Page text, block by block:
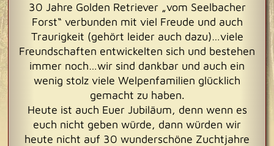
30 Jahre Golden Retriever „vom Seelbacher
Forst“ verbunden mit viel Freude und auch
Traurigkeit (gehört leider auch dazu)…viele
Freundschaften entwickelten sich und bestehen
immer noch…wir sind dankbar und auch ein
wenig stolz viele Welpenfamilien glücklich
gemacht zu haben.
Heute ist auch Euer Jubiläum, denn wenn es
euch nicht geben würde, dann würden wir
heute nicht auf 30 wunderschöne Zuchtjahre